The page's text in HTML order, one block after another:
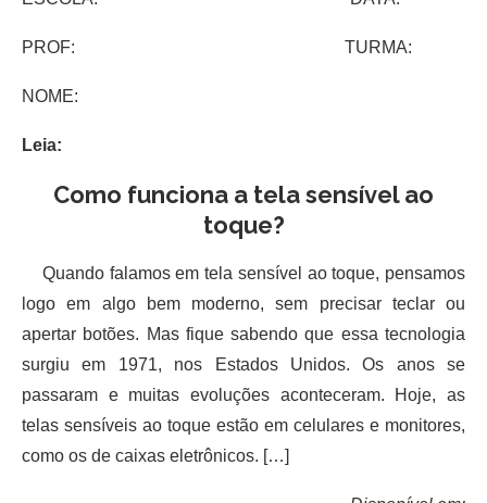
PROF: TURMA:
NOME:
Leia:
Como funciona a tela sensível ao
toque?
Quando falamos em tela sensível ao toque, pensamos
logo em algo bem moderno, sem precisar teclar ou
apertar botões. Mas fique sabendo que essa tecnologia
surgiu em 1971, nos Estados Unidos. Os anos se
passaram e muitas evoluções aconteceram. Hoje, as
telas sensíveis ao toque estão em celulares e monitores,
como os de caixas eletrônicos. […]